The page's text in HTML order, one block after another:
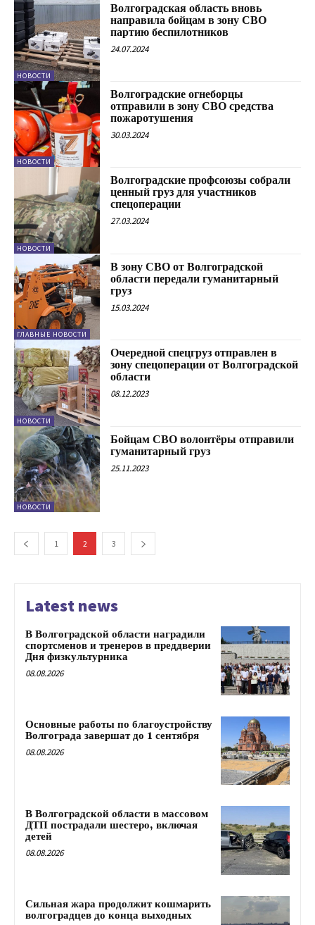
НОВОСТИ
Волгоградская область вновь
направила бойцам в зону СВО
партию беспилотников
24.07.2024
НОВОСТИ
Волгоградские огнеборцы
отправили в зону СВО средства
пожаротушения
30.03.2024
НОВОСТИ
Волгоградские профсоюзы собрали
ценный груз для участников
спецоперации
27.03.2024
ГЛАВНЫЕ НОВОСТИ
В зону СВО от Волгоградской
области передали гуманитарный
груз
15.03.2024
НОВОСТИ
Очередной спецгруз отправлен в
зону спецоперации от Волгоградской
области
08.12.2023
НОВОСТИ
Бойцам СВО волонтёры отправили
гуманитарный груз
25.11.2023
1 2 3
Latest news
В Волгоградской области наградили
спортсменов и тренеров в преддверии
Дня физкультурника
08.08.2026
Основные работы по благоустройству
Волгограда завершат до 1 сентября
08.08.2026
В Волгоградской области в массовом
ДТП пострадали шестеро, включая
детей
08.08.2026
Сильная жара продолжит кошмарить
волгоградцев до конца выходных